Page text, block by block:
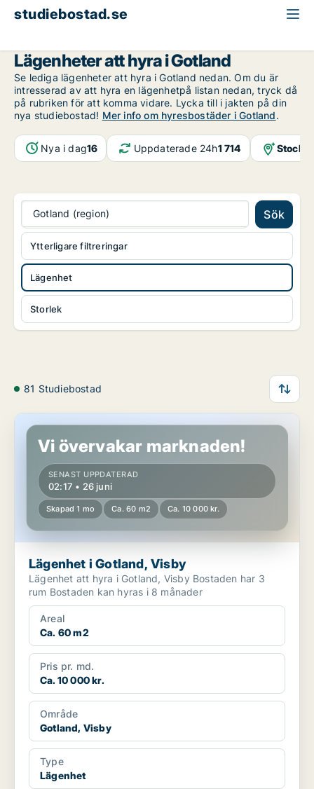
studiebostad.se
Lägenheter att hyra i Gotland
Se lediga lägenheter att hyra i Gotland nedan. Om du är
intresserad av att hyra en lägenhetpå listan nedan, tryck då
på rubriken för att komma vidare. Lycka till i jakten på din
nya studiebostad! Mer info om hyresbostäder i Gotland.
Nya i dag16 Uppdaterade 24h1 714
Gotland (region) Sök
Lägenhet
Storlek
Ytterligare filtreringar
81 Studiebostad
Lägenhet i Gotland, Visby
Vi övervakar marknaden!
SENAST UPPDATERAD
02:17 • 26 juni
Skapad 1 mo Ca. 60 m2 Ca. 10 000 kr.
Lägenhet i Gotland, Visby
Lägenhet att hyra i Gotland, Visby Bostaden har 3
rum Bostaden kan hyras i 8 månader
Areal
Ca. 60 m2
Pris pr. md.
Ca. 10 000 kr.
Område
Gotland, Visby
Type
Lägenhet